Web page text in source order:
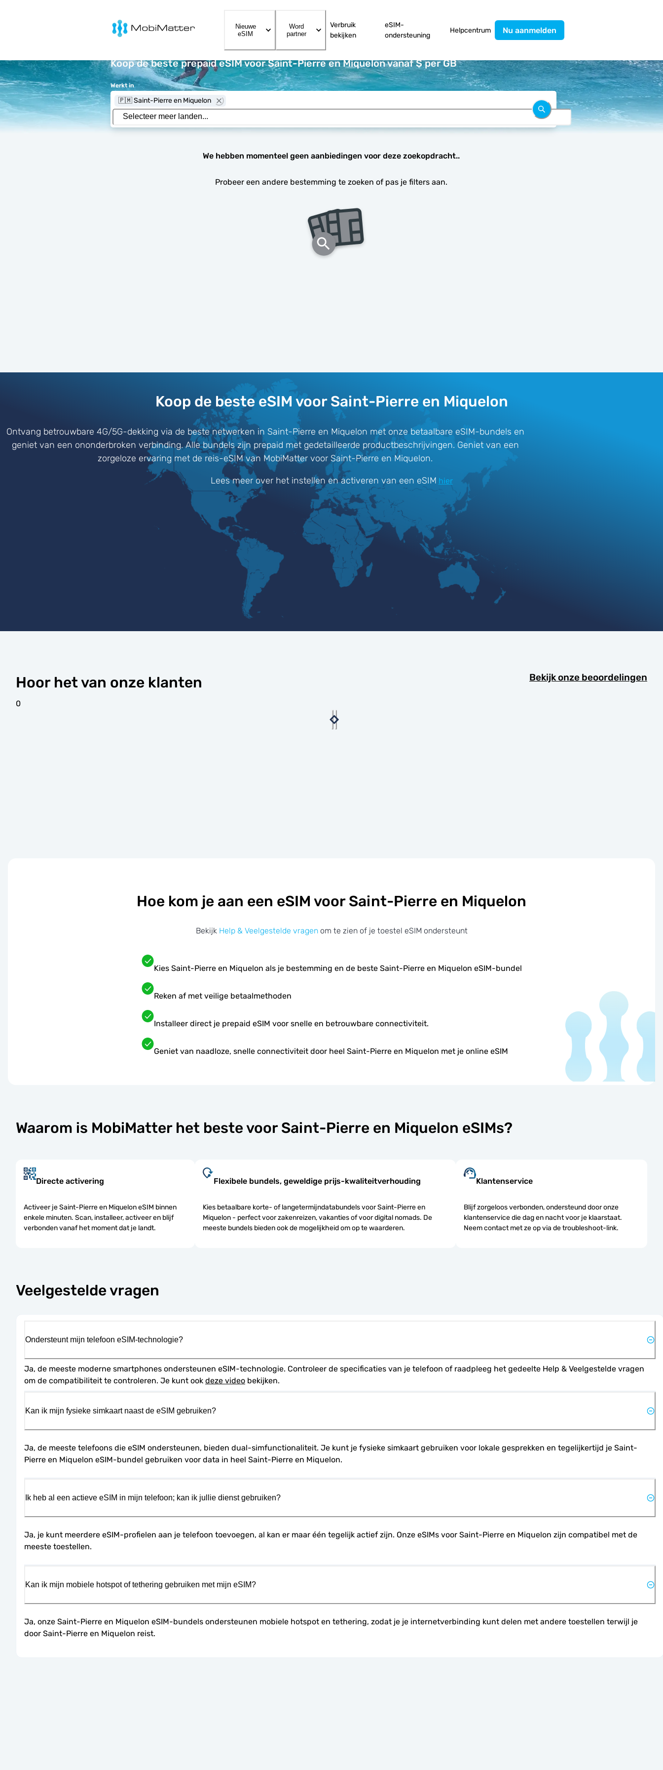
MobiMatter
Nieuwe
eSIM
Word
partner
Verbruik
bekijken
eSIM-
ondersteuning
Helpcentrum Nu aanmelden
Koop de beste prepaid eSIM voor Saint-Pierre en Miquelon vanaf $ per GB
Werkt in
🇵🇲 Saint-Pierre en Miquelon
We hebben momenteel geen aanbiedingen voor deze zoekopdracht..
Probeer een andere bestemming te zoeken of pas je filters aan.
Koop de beste eSIM voor Saint-Pierre en Miquelon
Ontvang betrouwbare 4G/5G-dekking via de beste netwerken in Saint-Pierre en Miquelon met onze betaalbare eSIM-bundels en
geniet van een ononderbroken verbinding. Alle bundels zijn prepaid met gedetailleerde productbeschrijvingen. Geniet van een
zorgeloze ervaring met de reis-eSIM van MobiMatter voor Saint-Pierre en Miquelon.
Lees meer over het instellen en activeren van een eSIM hier
Hoor het van onze klanten Bekijk onze beoordelingen
0
Hoe kom je aan een eSIM voor Saint-Pierre en Miquelon
Bekijk Help & Veelgestelde vragenom te zien of je toestel eSIM ondersteunt
Kies Saint-Pierre en Miquelon als je bestemming en de beste Saint-Pierre en Miquelon eSIM-bundel
Reken af met veilige betaalmethoden
Installeer direct je prepaid eSIM voor snelle en betrouwbare connectiviteit.
Geniet van naadloze, snelle connectiviteit door heel Saint-Pierre en Miquelon met je online eSIM
Waarom is MobiMatter het beste voor Saint-Pierre en Miquelon eSIMs?
Directe activering
Activeer je Saint-Pierre en Miquelon eSIM binnen
enkele minuten. Scan, installeer, activeer en blijf
verbonden vanaf het moment dat je landt.
Flexibele bundels, geweldige prijs-kwaliteitverhouding
Kies betaalbare korte- of langetermijndatabundels voor Saint-Pierre en
Miquelon - perfect voor zakenreizen, vakanties of voor digital nomads. De
meeste bundels bieden ook de mogelijkheid om op te waarderen.
Klantenservice
Blijf zorgeloos verbonden, ondersteund door onze
klantenservice die dag en nacht voor je klaarstaat.
Neem contact met ze op via de troubleshoot-link.
Veelgestelde vragen
Ondersteunt mijn telefoon eSIM-technologie?
Ja, de meeste moderne smartphones ondersteunen eSIM-technologie. Controleer de specificaties van je telefoon of raadpleeg het gedeelte Help & Veelgestelde vragen
om de compatibiliteit te controleren. Je kunt ook deze video bekijken.
Kan ik mijn fysieke simkaart naast de eSIM gebruiken?
Ja, de meeste telefoons die eSIM ondersteunen, bieden dual-simfunctionaliteit. Je kunt je fysieke simkaart gebruiken voor lokale gesprekken en tegelijkertijd je Saint-
Pierre en Miquelon eSIM-bundel gebruiken voor data in heel Saint-Pierre en Miquelon.
Ik heb al een actieve eSIM in mijn telefoon; kan ik jullie dienst gebruiken?
Ja, je kunt meerdere eSIM-profielen aan je telefoon toevoegen, al kan er maar één tegelijk actief zijn. Onze eSIMs voor Saint-Pierre en Miquelon zijn compatibel met de
meeste toestellen.
Kan ik mijn mobiele hotspot of tethering gebruiken met mijn eSIM?
Ja, onze Saint-Pierre en Miquelon eSIM-bundels ondersteunen mobiele hotspot en tethering, zodat je je internetverbinding kunt delen met andere toestellen terwijl je
door Saint-Pierre en Miquelon reist.